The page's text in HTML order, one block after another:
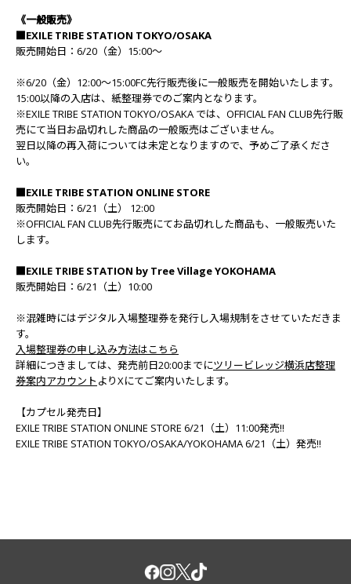
《一般販売》
■EXILE TRIBE STATION TOKYO/OSAKA
販売開始日：6/20（金）15:00～
※6/20（金）12:00～15:00FC先行販売後に一般販売を開始いたします。
15:00以降の入店は、紙整理券でのご案内となります。
※EXILE TRIBE STATION TOKYO/OSAKA では、OFFICIAL FAN CLUB先行販
売にて当日お品切れした商品の一般販売はございません。
翌日以降の再入荷については未定となりますので、予めご了承くださ
い。
■EXILE TRIBE STATION ONLINE STORE
販売開始日：6/21（土） 12:00
※OFFICIAL FAN CLUB先行販売にてお品切れした商品も、一般販売いた
します。
■EXILE TRIBE STATION by Tree Village YOKOHAMA
販売開始日：6/21（土）10:00
※混雑時にはデジタル入場整理券を発行し入場規制をさせていただきま
す。
入場整理券の申し込み方法はこちら
詳細につきましては、発売前日20:00までにツリービレッジ横浜店整理
券案内アカウント よりXにてご案内いたします。
【カプセル発売日】
EXILE TRIBE STATION ONLINE STORE 6/21（土）11:00発売!!
EXILE TRIBE STATION TOKYO/OSAKA/YOKOHAMA 6/21（土）発売!!